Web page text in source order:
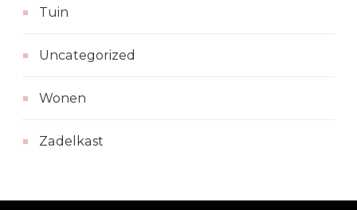
Tuin
Uncategorized
Wonen
Zadelkast